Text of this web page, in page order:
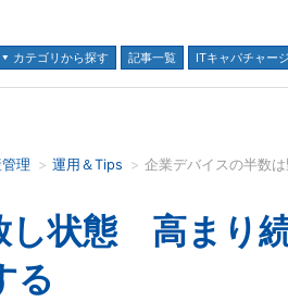
カテゴリから探す 記事一覧 ITキャパチャージ
理 運用＆Tips 企業デバイスの半数
し状態 高まり
る